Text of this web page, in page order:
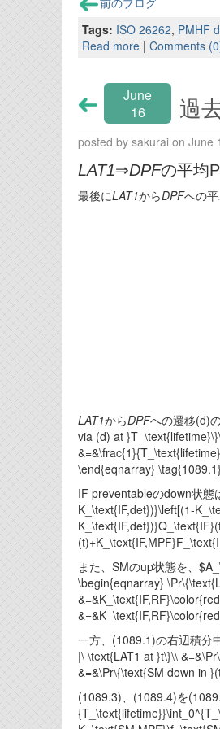
Tags: ISO 26262, PMHF
Read more | Comments
June
16
過
posted by sakurai on June
LAT1⇒DPFの平均
最後にLAT1からDPFへの平
LAT1からDPFへの遷移(d)
via (d) at
\end{eqnarray}
IF preventableのdown状
K_\text{IF,det})}\left[(1-
また、SMのup状態を、
\begin{eqnarray}
一方、(1089.1)の右辺積分
|\ \text{LAT1 at }t\}\\
&=&\Pr\{\text{SM down in
(1089.3)、(1089.4)を